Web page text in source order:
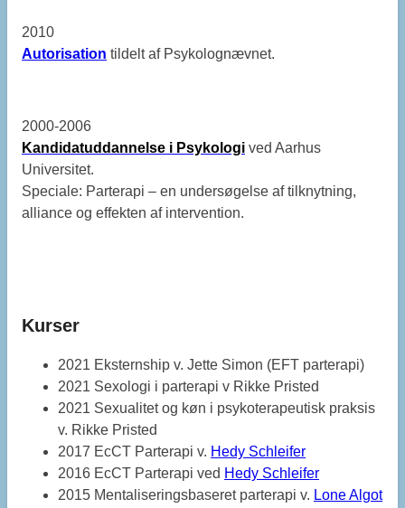
2010
Autorisation tildelt af Psykolognævnet.
2000-2006
Kandidatuddannelse i Psykologi ved Aarhus
Universitet.
Speciale: Parterapi – en undersøgelse af tilknytning,
alliance og effekten af intervention.
Kurser
2021 Eksternship v. Jette Simon (EFT parterapi)
2021 Sexologi i parterapi v Rikke Pristed
2021 Sexualitet og køn i psykoterapeutisk praksis
v. Rikke Pristed
2017 EcCT Parterapi v. Hedy Schleifer
2016 EcCT Parterapi ved Hedy Schleifer
2015 Mentaliseringsbaseret parterapi v. Lone Algot